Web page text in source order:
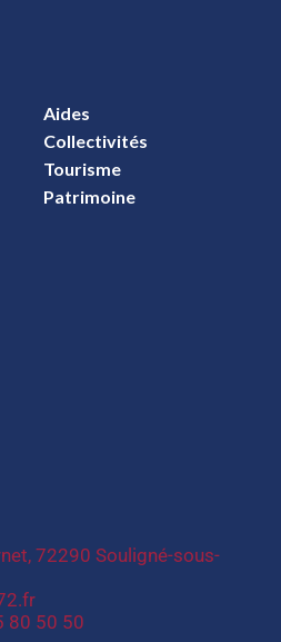
Aides
Collectivités
Tourisme
Patrimoine
72290 Souligné-sous-
80 50 50